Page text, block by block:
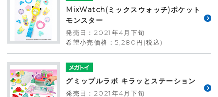
MixWatch(ミックスウォッチ)ポケット
モンスター
発売日：2021年4月下旬
希望小売価格：5,280円(税込)
グミップルラボ キラッとステーション
発売日：2021年4月下旬